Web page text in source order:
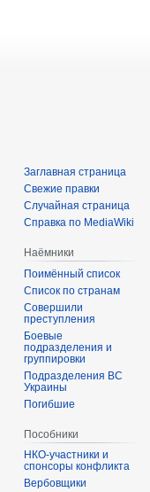
Заглавная страница
Свежие правки
Случайная страница
Справка по MediaWiki
Наёмники
Поимённый список
Список по странам
Совершили
преступления
Боевые
подразделения и
группировки
Подразделения ВС
Украины
Погибшие
Пособники
спонсоры конфликта
‏‎Вербовщики